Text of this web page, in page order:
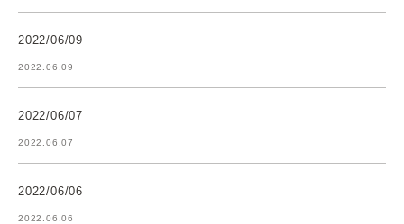
2022/06/09
2022.06.09
2022/06/07
2022.06.07
2022/06/06
2022.06.06